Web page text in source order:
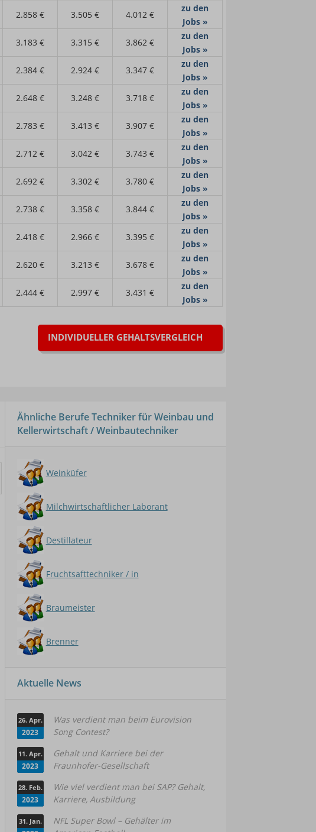
2.858 € 3.505 € 4.012 €
zu den
Jobs »
3.183 € 3.315 € 3.862 €
zu den
Jobs »
2.384 € 2.924 € 3.347 €
zu den
Jobs »
2.648 € 3.248 € 3.718 €
zu den
Jobs »
2.783 € 3.413 € 3.907 €
zu den
Jobs »
2.712 € 3.042 € 3.743 €
zu den
Jobs »
2.692 € 3.302 € 3.780 €
zu den
Jobs »
2.738 € 3.358 € 3.844 €
zu den
Jobs »
2.418 € 2.966 € 3.395 €
zu den
Jobs »
2.620 € 3.213 € 3.678 €
zu den
Jobs »
2.444 € 2.997 € 3.431 €
zu den
Jobs »
INDIVIDUELLER GEHALTSVERGLEICH
Ähnliche Berufe Techniker für Weinbau und
Kellerwirtschaft / Weinbautechniker
Weinküfer
Milchwirtschaftlicher Laborant
Destillateur
Fruchtsafttechniker / in
Braumeister
Brenner
Aktuelle News
26. Apr.
2023
Was verdient man beim Eurovision
Song Contest?
11. Apr.
2023
Gehalt und Karriere bei der
Fraunhofer-Gesellschaft
28. Feb.
2023
Wie viel verdient man bei SAP? Gehalt,
Karriere, Ausbildung
31. Jan.
NFL Super Bowl – Gehälter im